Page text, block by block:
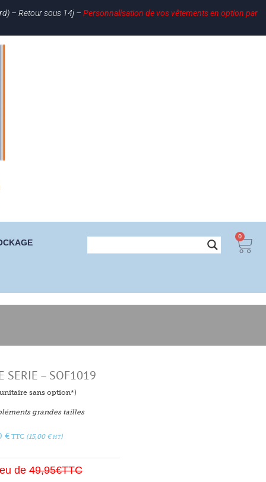
– Retour sous 14j – Personnalisation de vos vêtements en option par
0
SERIE – SOF1019
sans option*)
grandes tailles
€TTC(15,00 €HT)
de49,95€TTC